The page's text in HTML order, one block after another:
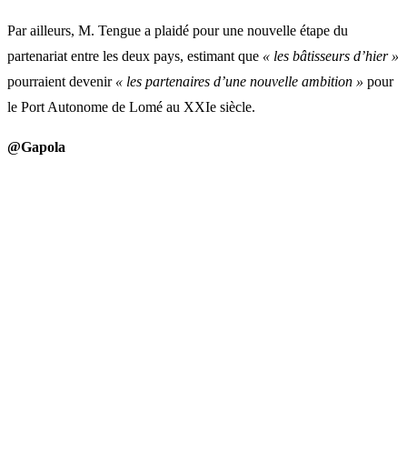
Par ailleurs, M. Tengue a plaidé pour une nouvelle étape du
partenariat entre les deux pays, estimant que « les bâtisseurs d’hier »
pourraient devenir « les partenaires d’une nouvelle ambition » pour
le Port Autonome de Lomé au XXIe siècle.
@Gapola